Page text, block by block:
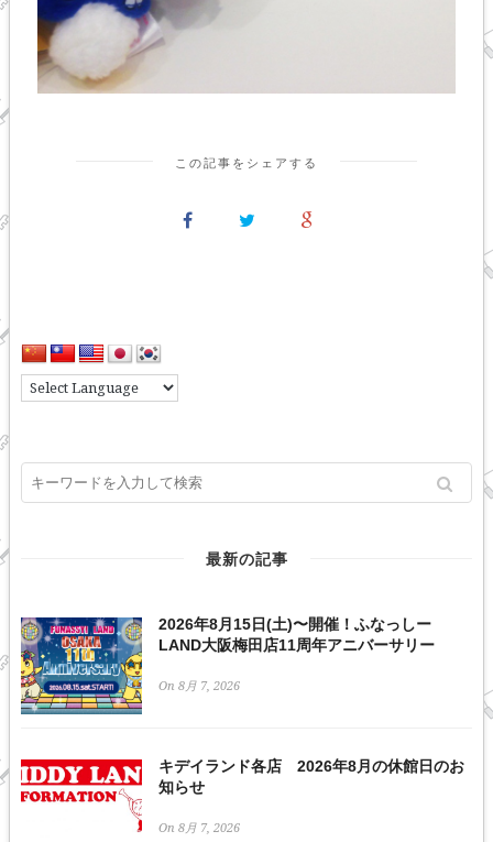
この記事をシェアする
最新の記事
2026年8月15日(土)〜開催！ふなっしー
LAND大阪梅田店11周年アニバーサリー
On 8月 7, 2026
キデイランド各店 2026年8月の休館日のお
知らせ
On 8月 7, 2026